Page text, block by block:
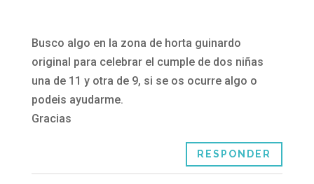
Busco algo en la zona de horta guinardo
original para celebrar el cumple de dos niñas
una de 11 y otra de 9, si se os ocurre algo o
podeis ayudarme.
Gracias
RESPONDER